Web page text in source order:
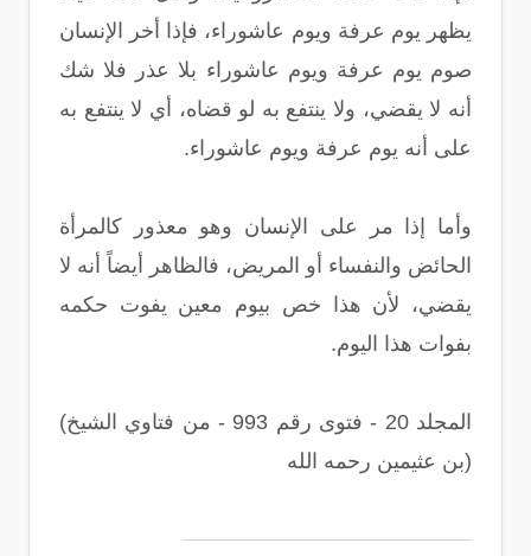
يظهر يوم عرفة ويوم عاشوراء، فإذا أخر الإنسان
صوم يوم عرفة ويوم عاشوراء بلا عذر فلا شك
أنه لا يقضي، ولا ينتفع به لو قضاه، أي لا ينتفع به
على أنه يوم عرفة ويوم عاشوراء‏.‏
وأما إذا مر على الإنسان وهو معذور كالمرأة
الحائض والنفساء أو المريض، فالظاهر أيضاً أنه لا
يقضي، لأن هذا خص بيوم معين يفوت حكمه
بفوات هذا اليوم‏.‏
(المجلد 20 - فتوى رقم 993 - من فتاوي الشيخ
بن عثيمين رحمه الله)